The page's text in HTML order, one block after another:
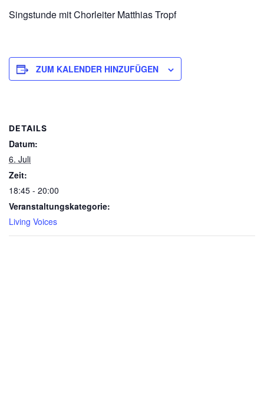
Singstunde mit Chorleiter Matthias Tropf
ZUM KALENDER HINZUFÜGEN
DETAILS
Datum:
6. Juli
Zeit:
18:45 - 20:00
Veranstaltungskategorie:
Living Voices